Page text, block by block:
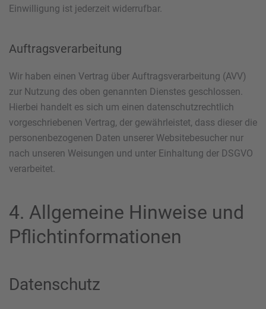
Einwilligung ist jederzeit widerrufbar.
Auftragsverarbeitung
Wir haben einen Vertrag über Auftragsverarbeitung (AVV)
zur Nutzung des oben genannten Dienstes geschlossen.
Hierbei handelt es sich um einen datenschutzrechtlich
vorgeschriebenen Vertrag, der gewährleistet, dass dieser die
personenbezogenen Daten unserer Websitebesucher nur
nach unseren Weisungen und unter Einhaltung der DSGVO
verarbeitet.
4. Allgemeine Hinweise und
Pflicht­informationen
Datenschutz